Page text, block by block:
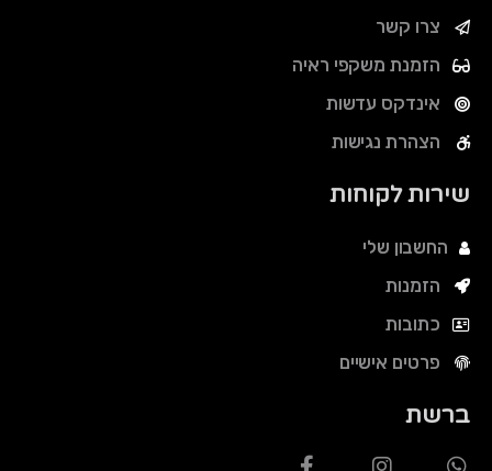
צרו קשר
הזמנת משקפי ראיה
אינדקס עדשות
הצהרת נגישות
שירות לקוחות
החשבון שלי
הזמנות
כתובות
פרטים אישיים
ברשת